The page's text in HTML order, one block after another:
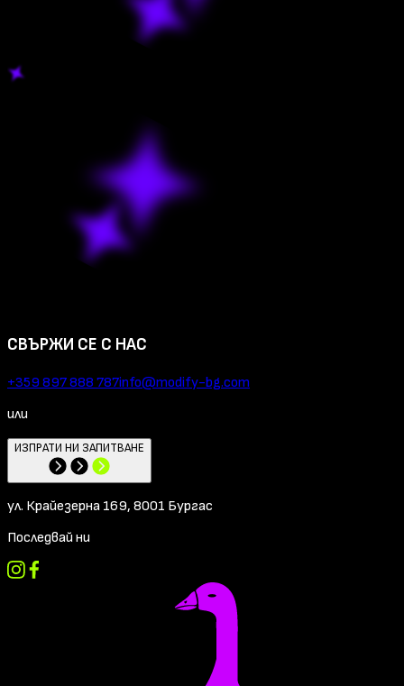
СВЪРЖИ СЕ С НАС
+359 897 888 787info@modify-bg.com
или
ИЗПРАТИ НИ ЗАПИТВАНЕ
ул. Крайезерна 169, 8001 Бургас
Последвай ни